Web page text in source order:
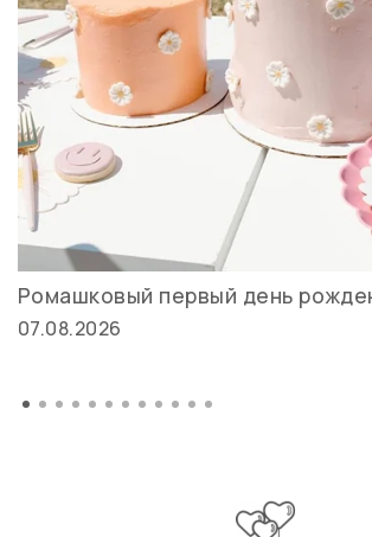
Ромашковый первый день
07.08.2026